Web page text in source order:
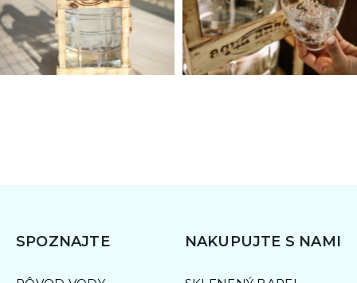
SPOZNAJTE NAKUPUJTE S NAMI